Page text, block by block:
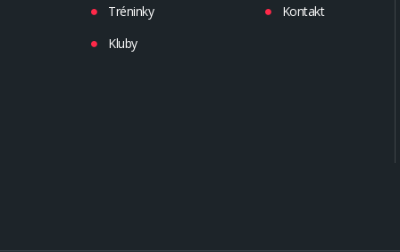
Tréninky
Kluby
Kontakt